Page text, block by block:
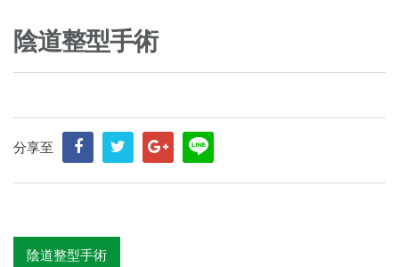
陰道整型手術
分享至
陰道整型手術